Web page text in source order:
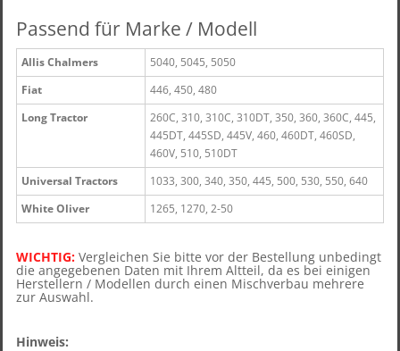
Passend für Marke / Modell
Allis Chalmers
5040, 5045, 5050
Fiat
446, 450, 480
Long Tractor
260C, 310, 310C, 310DT, 350, 360, 360C, 445,
445DT, 445SD, 445V, 460, 460DT, 460SD,
460V, 510, 510DT
Universal Tractors
1033, 300, 340, 350, 445, 500, 530, 550, 640
White Oliver
1265, 1270, 2-50
WICHTIG: Vergleichen Sie bitte vor der Bestellung unbedingt
die angegebenen Daten mit Ihrem Altteil, da es bei einigen
Herstellern / Modellen durch einen Mischverbau mehrere
zur Auswahl.
Hinweis: